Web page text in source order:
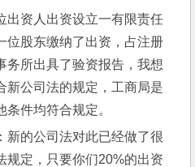
出资人出资设立一有限责任
位股东缴纳了出资，占注册
务所出具了验资报告，我想
新公司法的规定，工商局是
件均符合规定。
新的公司法对此已经做了很
规定，只要你们20%的出资